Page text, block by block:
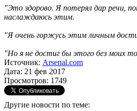
"Это здорово. Я потерял дар речи,
наслаждаюсь этим.
"Я очень горжусь этим личным
"Но я не достиг бы этого без моих
Источник: Arsenal.com
Дата: 21 фев 2017
Просмотров: 1749
Другие новости по теме: